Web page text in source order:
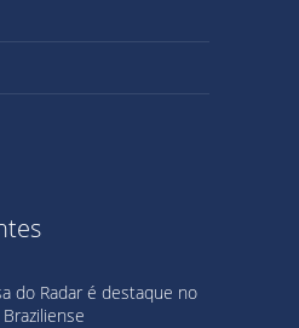
do Radar é destaque no